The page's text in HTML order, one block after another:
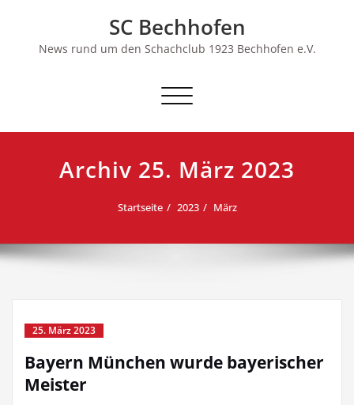
SC Bechhofen
News rund um den Schachclub 1923 Bechhofen e.V.
Schalte
Archiv 25. März 2023
Startseite 2023 März
25. März 2023
Bayern München wurde bayerischer
Meister